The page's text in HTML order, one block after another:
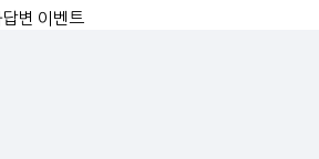
변 이벤트